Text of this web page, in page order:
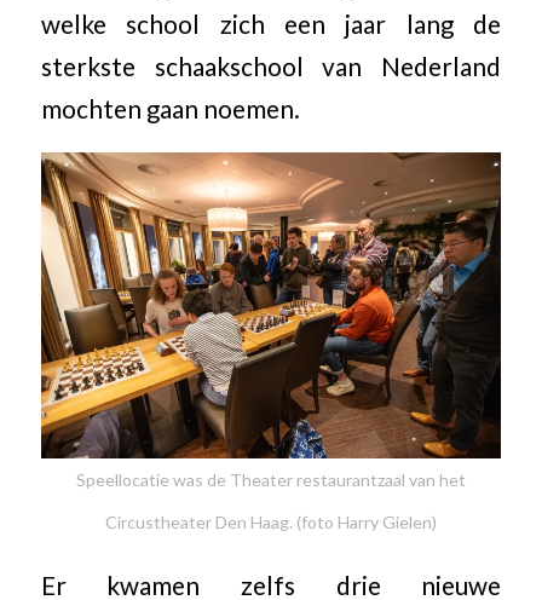
welke school zich een jaar lang de
sterkste schaakschool van Nederland
mochten gaan noemen.
Speellocatie was de Theater restaurantzaal van het
Circustheater Den Haag. (foto Harry Gielen)
Er kwamen zelfs drie nieuwe